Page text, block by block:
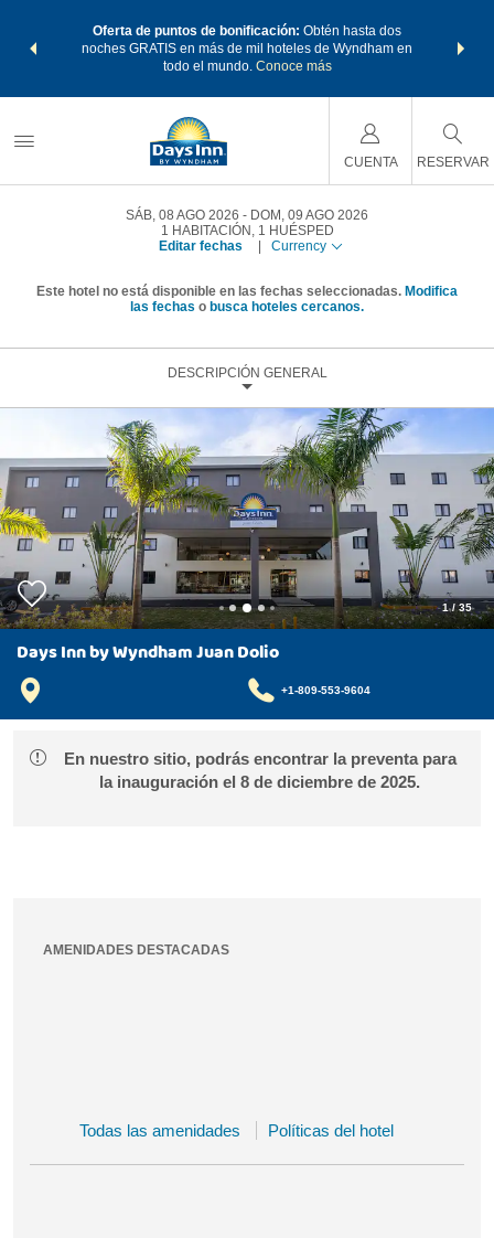
Oferta de puntos de bonificación:Obtén hasta dos
noches GRATIS en más de mil hoteles de Wyndham en
todo el mundo. Conoce más
de viaje
CUENTA RESERVAR
SÁB, 08 AGO 2026
DOM, 09 AGO 2026
1 HABITACIÓN , 1 HUÉSPED
Editar fechas
Currency
Este hotel no está disponible en las fechas seleccionadas. Modifica
las fechas o busca hoteles cercanos.
DESCRIPCIÓN GENERAL
1/35
Days Inn by Wyndham Juan Dolio
+1-809-553-9604
En nuestro sitio, podrás encontrar la preventa para
la inauguración el 8 de diciembre de 2025.
AMENIDADES DESTACADAS
Todas las amenidades Políticas del hotel